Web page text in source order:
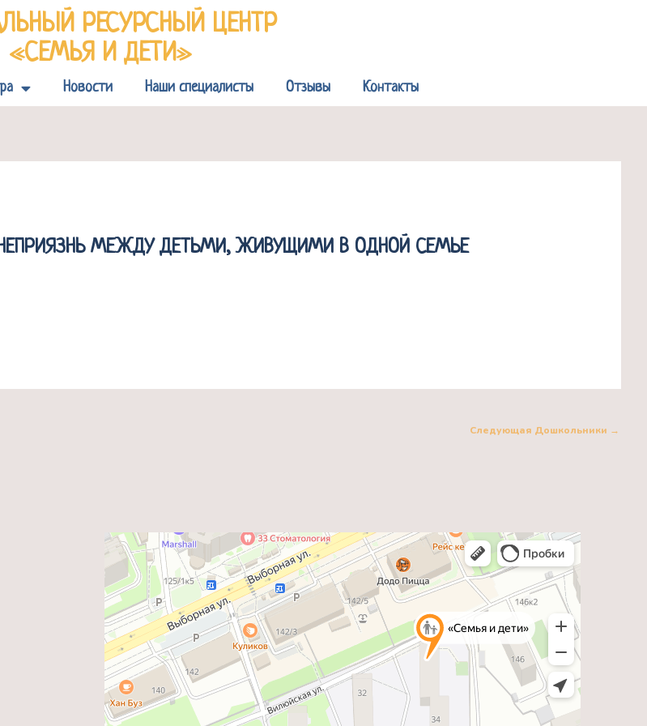
РЕСУРСНЫЙ ЦЕНТР
«СЕМЬЯ И ДЕТИ»
Новости Наши специалисты Отзывы Контакты
МЕЖДУ ДЕТЬМИ, ЖИВУЩИМИ В ОДНОЙ СЕМЬЕ
Следующая Дошкольники →